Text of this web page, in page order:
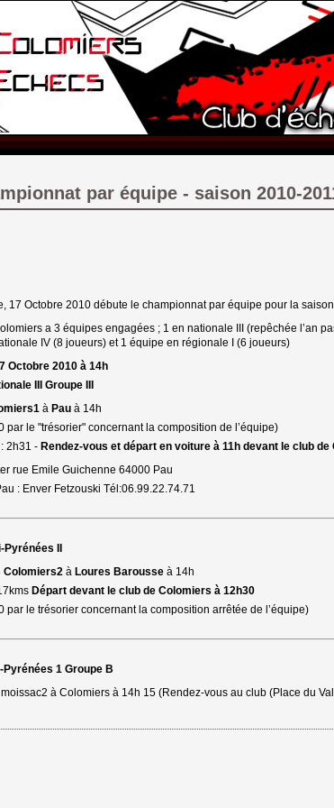
par équipe - saison 2010-
17 Octobre 2010 débute le championnat par équipe pour la
a 3 équipes engagées ; 1 en nationale III (repêchée l’an
IV (8 joueurs) et 1 équipe en régionale I (6 joueurs)
Octobre 2010 à 14h
III Groupe III
à Pau à 14h
par le "trésorier" concernant la composition de l’équipe)
2h31 - Rendez-vous et départ en voiture à 11h devant le club de
rue Emile Guichenne 64000 Pau
: Enver Fetzouski Tél:06.99.22.74.71
II
Colomiers2 à Loures Barousse à 14h
Départ devant le club de Colomiers à 12h30
par le trésorier concernant la composition arrêtée de l’équipe)
Pyrénées 1 Groupe B
à Colomiers à 14h 15 (Rendez-vous au club (Place du